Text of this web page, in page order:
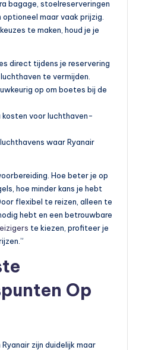
bagage, stoelreserveringen
maar vaak prijzig.
te maken, houd je je
direct tijdens je reservering
te vermijden.
op om boetes bij de
kosten voor luchthaven-
waar Ryanair
Hoe beter je op
hoe minder kans je hebt
flexibel te reizen, alleen te
hebt en een betrouwbare
te kiezen, profiteer je
Op
zijn duidelijk maar